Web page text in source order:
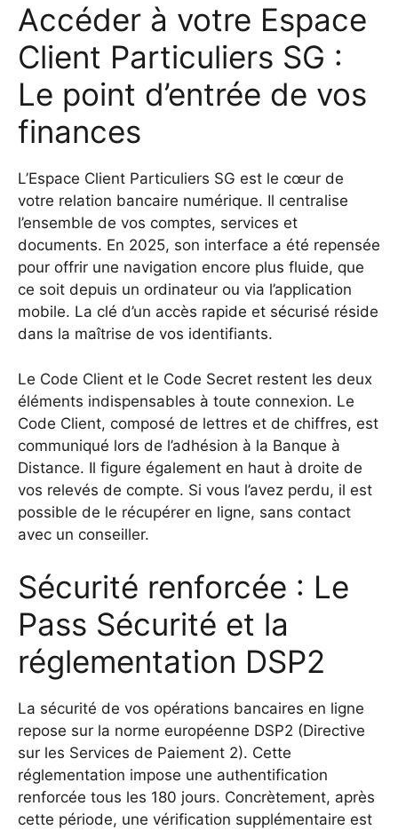
Accéder à votre Espace
Client Particuliers SG :
Le point d’entrée de vos
finances
L’Espace Client Particuliers SG est le cœur de
votre relation bancaire numérique. Il centralise
l’ensemble de vos comptes, services et
documents. En 2025, son interface a été repensée
pour offrir une navigation encore plus fluide, que
ce soit depuis un ordinateur ou via l’application
mobile. La clé d’un accès rapide et sécurisé réside
dans la maîtrise de vos identifiants.
Le Code Client et le Code Secret restent les deux
éléments indispensables à toute connexion. Le
Code Client, composé de lettres et de chiffres, est
communiqué lors de l’adhésion à la Banque à
Distance. Il figure également en haut à droite de
vos relevés de compte. Si vous l’avez perdu, il est
possible de le récupérer en ligne, sans contact
avec un conseiller.
Sécurité renforcée : Le
Pass Sécurité et la
réglementation DSP2
La sécurité de vos opérations bancaires en ligne
repose sur la norme européenne DSP2 (Directive
sur les Services de Paiement 2). Cette
réglementation impose une authentification
renforcée tous les 180 jours. Concrètement, après
cette période, une vérification supplémentaire est